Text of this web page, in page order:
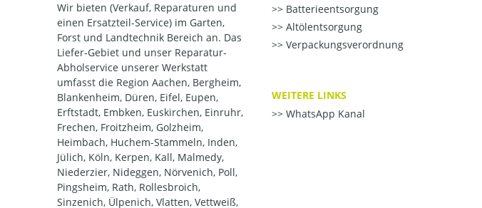
Wir bieten (Verkauf, Reparaturen und
einen Ersatzteil-Service) im Garten,
Forst und Landtechnik Bereich an. Das
Liefer-Gebiet und unser Reparatur-
Abholservice unserer Werkstatt
umfasst die Region Aachen, Bergheim,
Blankenheim, Düren, Eifel, Eupen,
Erftstadt, Embken, Euskirchen, Einruhr,
Frechen, Froitzheim, Golzheim,
Heimbach, Huchem-Stammeln, Inden,
Jülich, Köln, Kerpen, Kall, Malmedy,
Niederzier, Nideggen, Nörvenich, Poll,
Pingsheim, Rath, Rollesbroich,
Sinzenich, Ülpenich, Vlatten, Vettweiß,
Batterieentsorgung
Altölentsorgung
Verpackungsverordnung
WEITERE LINKS
WhatsApp Kanal